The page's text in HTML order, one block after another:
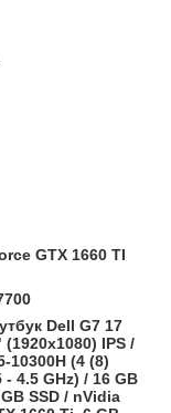
GTX 1660 TI
Dell G7 17
(1920x1080) IPS /
10300H (4 (8)
- 4.5 GHz) / 16 GB
SSD / nVidia